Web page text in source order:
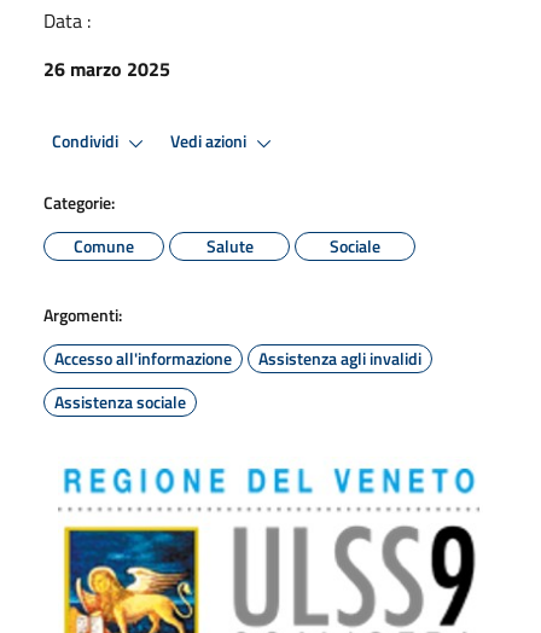
Data :
26 marzo 2025
Condividi Vedi azioni
Categorie:
Comune
Salute Sociale
Argomenti:
Accesso all'informazione
Assistenza agli invalidi
Assistenza sociale